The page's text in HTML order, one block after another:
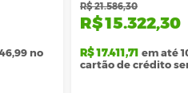
no
R$ 21.586,30
R$ 15.322,30
R$ 17.411,71 em até
cartão de crédito